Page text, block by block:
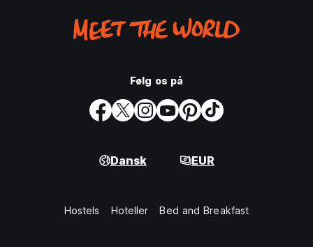
Følg os på
Dansk EUR
Hostels Hoteller Bed and Breakfast